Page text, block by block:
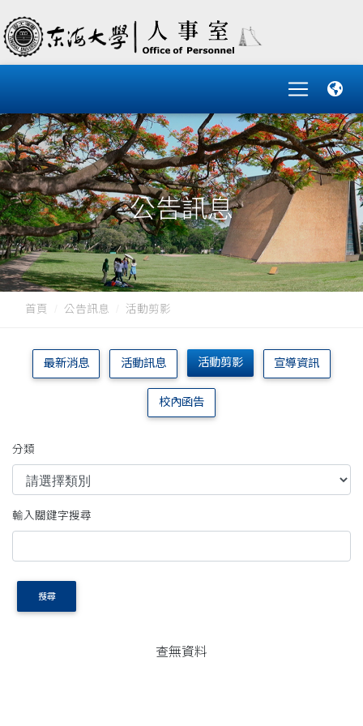
公告訊息
首頁 公告訊息 活動剪影
最新消息 活動訊息 活動剪影 宣導資訊
校內函告
分類
輸入關鍵字搜尋
搜尋
查無資料